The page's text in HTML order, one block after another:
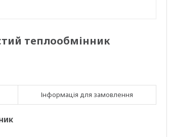
теплообмінник
Інформація для замовлення